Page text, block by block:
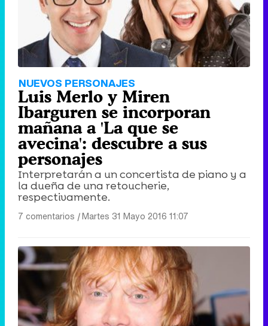
NUEVOS PERSONAJES
Luis Merlo y Miren
Ibarguren se incorporan
mañana a 'La que se
avecina': descubre a sus
personajes
Interpretarán a un concertista de piano y a
la dueña de una retoucherie,
respectivamente.
7 comentarios |Martes 31 Mayo 2016 11:07